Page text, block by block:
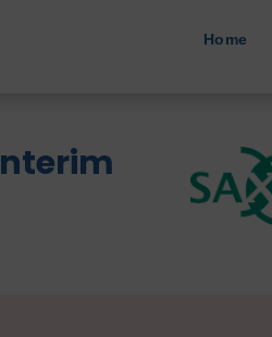
Home